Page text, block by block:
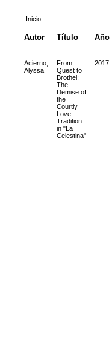
Inicio
Autor Título Año
Acierno,
Alyssa
From
Quest to
Brothel:
The
Demise of
the
Courtly
Love
Tradition
in "La
Celestina"
2017